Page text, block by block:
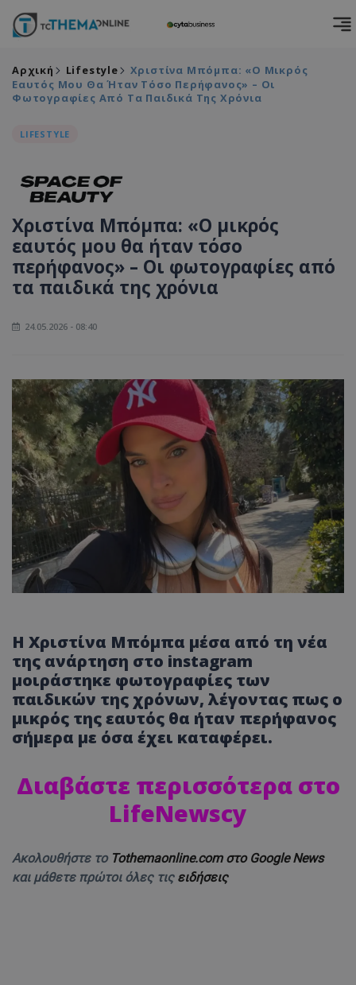
Αρχική Lifestyle
Χριστίνα Μπόμπα: «Ο Μικρός
Εαυτός Μου Θα Ήταν Τόσο Περήφανος» – Οι
Φωτογραφίες Από Τα Παιδικά Της Χρόνια
LIFESTYLE
Χριστίνα Μπόμπα: «Ο μικρός
εαυτός μου θα ήταν τόσο
περήφανος» – Οι φωτογραφίες από
τα παιδικά της χρόνια
24.05.2026 - 08:40
Η Χριστίνα Μπόμπα μέσα από τη νέα
της ανάρτηση στο instagram
μοιράστηκε φωτογραφίες των
παιδικών της χρόνων, λέγοντας πως ο
μικρός της εαυτός θα ήταν περήφανος
σήμερα με όσα έχει καταφέρει.
Διαβάστε περισσότερα στο
LifeNewscy
Ακολουθήστε το Tothemaonline.com στο Google News
και μάθετε πρώτοι όλες τις ειδήσεις